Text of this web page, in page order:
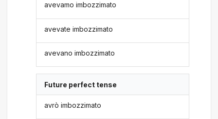
avevamo imbozzimato
avevate imbozzimato
avevano imbozzimato
Future perfect tense
avrò imbozzimato